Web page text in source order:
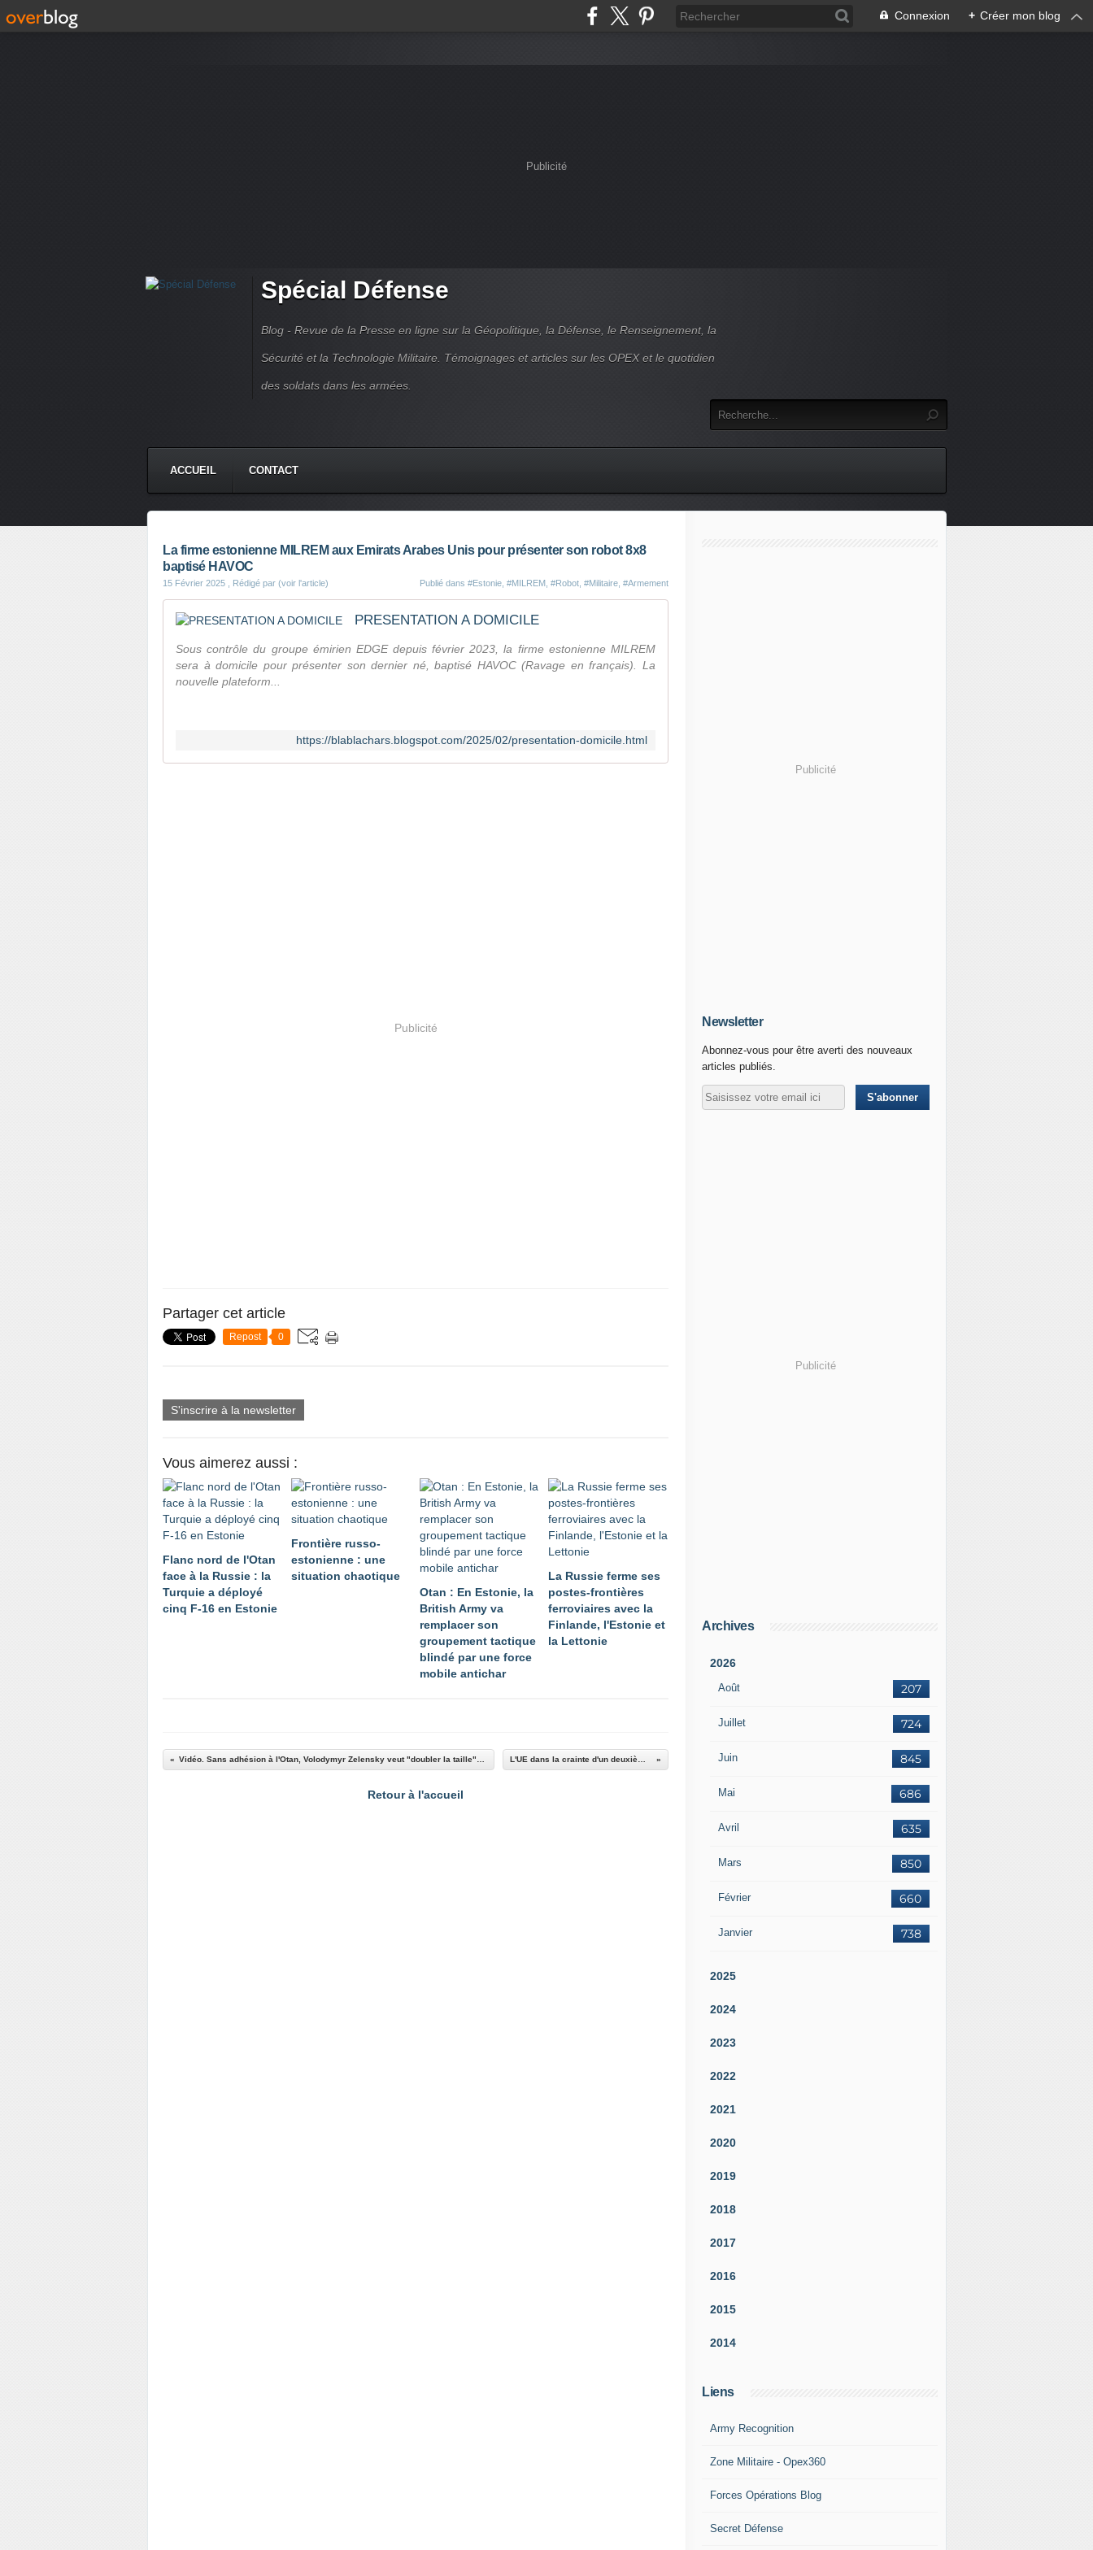
Connexion + Créer mon blog
Publicité
Spécial Défense
Blog - Revue de la Presse en ligne sur la Géopolitique, la Défense, le Renseignement, la
Sécurité et la Technologie Militaire. Témoignages et articles sur les OPEX et le quotidien
des soldats dans les armées.
ACCUEIL CONTACT
La firme estonienne MILREM aux Emirats Arabes Unis pour présenter son robot 8x8
baptisé HAVOC
15 Février 2025 , Rédigé par (voir l'article) Publié dans #Estonie #MILREM #Robot #Militaire #Armement
PRESENTATION A DOMICILE
Sous contrôle du groupe émirien EDGE depuis février 2023, la firme estonienne MILREM
sera à domicile pour présenter son dernier né, baptisé HAVOC (Ravage en français). La
nouvelle plateform...
https://blablachars.blogspot.com/2025/02/presentation-domicile.html
Publicité
Partager cet article
Repost 0
S'inscrire à la newsletter
Vous aimerez aussi :
Flanc nord de l'Otan
face à la Russie : la
Turquie a déployé
cinq F-16 en Estonie
Frontière russo-
estonienne : une
situation chaotique
Otan : En Estonie, la
British Army va
remplacer son
groupement tactique
blindé par une force
mobile antichar
La Russie ferme ses
postes-frontières
ferroviaires avec la
Finlande, l'Estonie et
la Lettonie
L'UE dans la crainte d'un deuxième " Munich "
Retour à l'accueil
Publicité
Newsletter
Abonnez-vous pour être averti des nouveaux
articles publiés.
Publicité
Archives
2026
Août 207
Juillet 724
Juin 845
Mai 686
Avril 635
Mars 850
Février 660
Janvier 738
2025
2024
2023
2022
2021
2020
2019
2018
2017
2016
2015
2014
Liens
Army Recognition
Zone Militaire - Opex360
Forces Opérations Blog
Secret Défense